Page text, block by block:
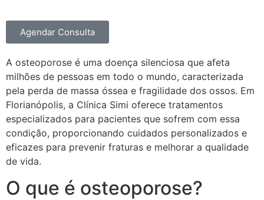
Agendar Consulta
A osteoporose é uma doença silenciosa que afeta
milhões de pessoas em todo o mundo, caracterizada
pela perda de massa óssea e fragilidade dos ossos. Em
Florianópolis, a Clínica Simi oferece tratamentos
especializados para pacientes que sofrem com essa
condição, proporcionando cuidados personalizados e
eficazes para prevenir fraturas e melhorar a qualidade
de vida.
O que é osteoporose?